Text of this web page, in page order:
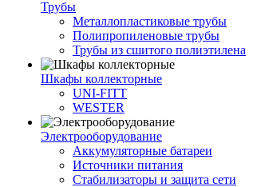
Трубы
Металлопластиковые трубы
Полипропиленовые трубы
Трубы из сшитого полиэтилена
Шкафы коллекторные
UNI-FITT
WESTER
Электрооборудование
Аккумуляторные батареи
Источники питания
Стабилизаторы и защита сети